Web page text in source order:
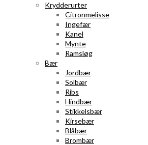
Krydderurter
Citronmelisse
Ingefær
Kanel
Mynte
Ramsløg
Bær
Jordbær
Solbær
Ribs
Hindbær
Stikkelsbær
Kirsebær
Blåbær
Brombær